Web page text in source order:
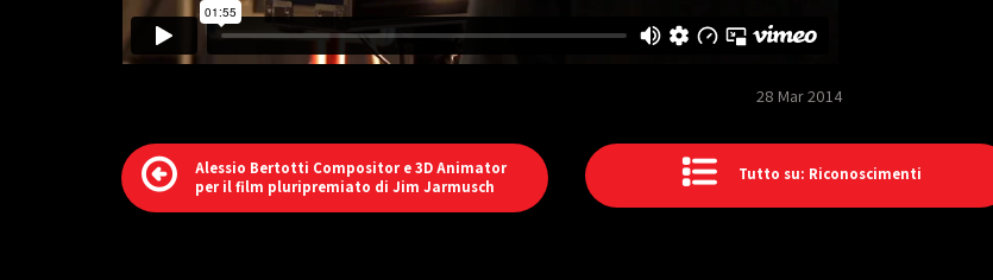
28 Mar 2014
Alessio Bertotti Compositor e 3D Animator
per il film pluripremiato di Jim Jarmusch
Tutto su: Riconoscimenti